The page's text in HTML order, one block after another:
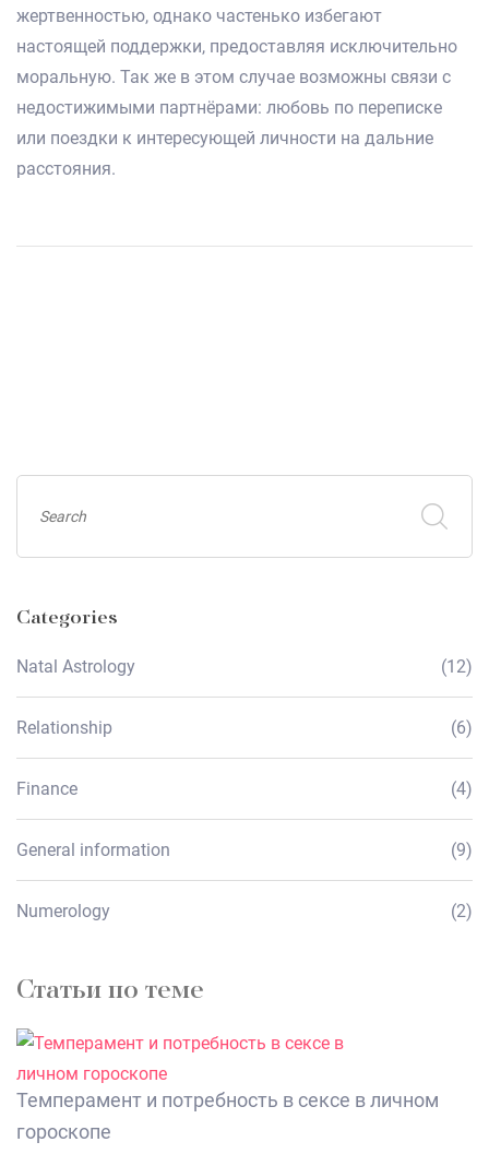
жертвенностью, однако частенько избегают
настоящей поддержки, предоставляя исключительно
моральную. Так же в этом случае возможны связи с
недостижимыми партнёрами: любовь по переписке
или поездки к интересующей личности на дальние
расстояния.
Categories
Natal Astrology (12)
Relationship (6)
Finance (4)
General information (9)
Numerology (2)
Статьи по теме
Темперамент и потребность в сексе в личном
гороскопе